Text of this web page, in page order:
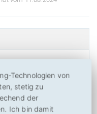
Technologien von
stetig zu
der
Ich bin damit